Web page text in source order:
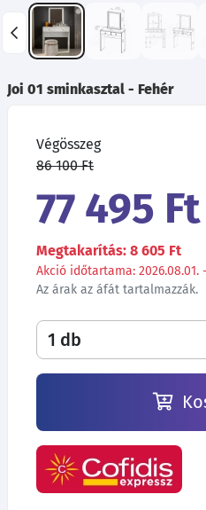
Joi 01 sminkasztal - Fehér
Végösszeg
86 100 Ft
77 495 Ft
Megtakarítás: 8 605 Ft
Akció időtartama: 2026.08.01.
Az árak az áfát tartalmazzák.